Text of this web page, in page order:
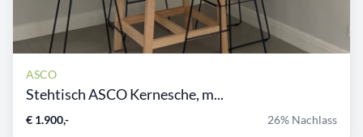
ASCO
Stehtisch ASCO Kernesche, m...
€ 1.900,- 26% Nachlass